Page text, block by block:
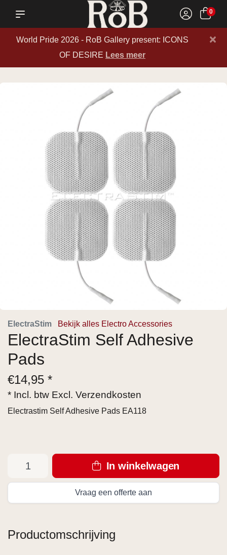
0
World Pride 2026 - RoB Gallery present: ICONS
OF DESIRE Lees meer
×
ElectraStim Bekijk alles Electro Accessories
ElectraStim Self Adhesive
Pads
€14,95 *
* Incl. btw Excl. Verzendkosten
Electrastim Self Adhesive Pads EA118
In winkelwagen
Vraag een offerte aan
Productomschrijving